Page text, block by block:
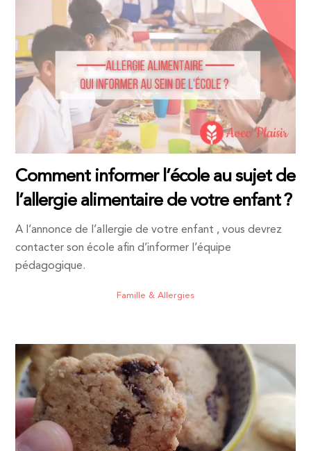
Comment informer l’école au sujet de
l’allergie alimentaire de votre enfant ?
A l’annonce de l’allergie de votre enfant , vous devrez
contacter son école afin d’informer l’équipe
pédagogique.
Famille & Allergies